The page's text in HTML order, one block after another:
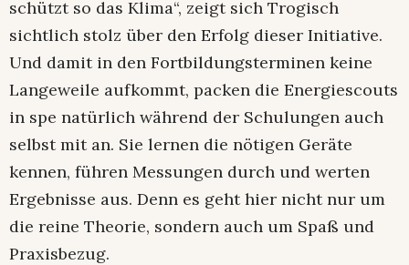
schützt so das Klima“, zeigt sich Trogisch
sichtlich stolz über den Erfolg dieser Initiative.
Und damit in den Fortbildungsterminen keine
Langeweile aufkommt, packen die Energiescouts
in spe natürlich während der Schulungen auch
selbst mit an. Sie lernen die nötigen Geräte
kennen, führen Messungen durch und werten
Ergebnisse aus. Denn es geht hier nicht nur um
die reine Theorie, sondern auch um Spaß und
Praxisbezug.